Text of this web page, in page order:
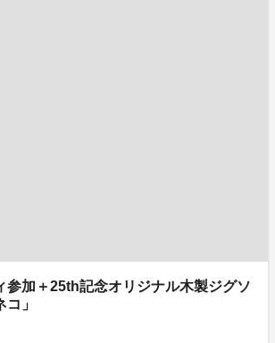
加＋25th記念オリジナル木製ジグソ
」